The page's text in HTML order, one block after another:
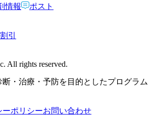
情報 ポスト
引
All rights reserved.
・治療・予防を目的としたプログラム
ーポリシーお問い合わせ